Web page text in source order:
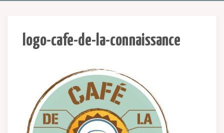
logo-cafe-de-la-connaissance